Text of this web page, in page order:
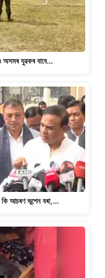
অসমৰ যুৱকৰ বাবে…
কি আচৰণ ভূপেন বৰা,…